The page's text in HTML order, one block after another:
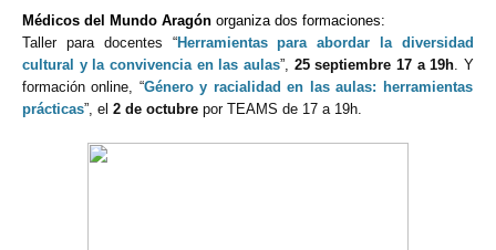
Médicos del Mundo Aragón organiza dos formaciones:
Taller para docentes “Herramientas para abordar la diversidad
cultural y la convivencia en las aulas”, 25 septiembre 17 a 19h. Y
formación online, “Género y racialidad en las aulas: herramientas
prácticas”, el 2 de octubre por TEAMS de 17 a 19h.